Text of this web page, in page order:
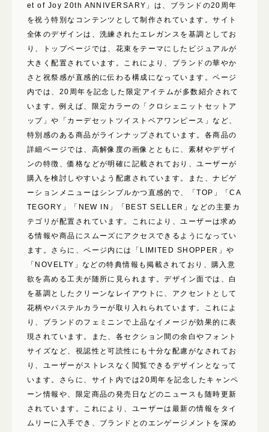
et of Joy 20th ANNIVERSARY」は、ブランドの20周年
を祝う特別なコンテンツとして制作されています。サイト
全体のデザインは、洗練されたエレガンスを基調としてお
り、トップページでは、花束をテーマにしたビジュアルが
大きく配置されています。これにより、ブランドの華やか
さと祝祭感が直感的に伝わる構成になっています。ページ
内では、20周年を記念した限定アイテムが多数紹介されて
います。例えば、限定カラーの「クロシェニットセットア
ップ」や「カーデセットツイストベアワンピース」など、
特別感のある商品がラインナップされています。各商品の
詳細ページでは、高解像度の画像とともに、素材やデザイ
ンの特徴、価格などが明確に記載されており、ユーザーが
購入を検討しやすいよう配慮されています。また、ナビゲ
ーションメニューはシンプルかつ直感的で、「TOP」「CA
TEGORY」「NEW IN」「BEST SELLER」などの主要カ
テゴリが配置されています。これにより、ユーザーは求め
る情報や商品にスムーズにアクセスできるようになってい
ます。さらに、ページ内には「LIMITED SHOPPER」や
「NOVELTY」などの特典情報も掲載されており、購入意
欲を高める工夫が随所に見られます。デザイン面では、白
を基調としたクリーンなレイアウトに、アクセントとして
花柄やパステルカラーが取り入れられています。これによ
り、ブランドのフェミニンで上品なイメージが効果的に表
現されています。また、各セクション間の余白やフォント
サイズなど、視認性と可読性にも十分な配慮がなされてお
り、ユーザーがストレスなく閲覧できるデザインとなって
います。さらに、サイト内では20周年を記念したキャンペ
ーン情報や、限定商品の発売日などのニュースも随時更新
されています。これにより、ユーザーは最新の情報をタイ
ムリーに入手でき、ブランドとのエンゲージメントを深め
ローディング
動画･映像
使いたい表現
モバイルファースト
写真が動く
イラストが動く
背景が動く
文字が動く
メインビジュアルが印象的
ユーザー参加型